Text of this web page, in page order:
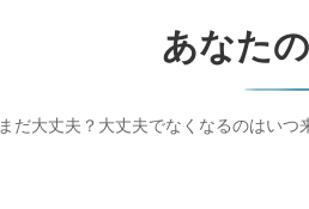
あなた
まだ大丈夫？大丈夫でなくなるのはい